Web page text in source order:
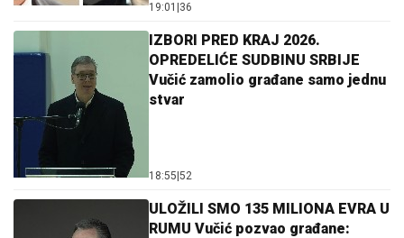
19:01 36
IZBORI PRED KRAJ 2026.
OPREDELIĆE SUDBINU SRBIJE
Vučić zamolio građane samo jednu
stvar
18:55 52
ULOŽILI SMO 135 MILIONA EVRA U
RUMU Vučić pozvao građane: